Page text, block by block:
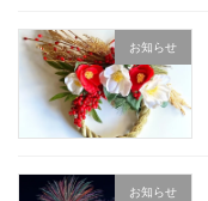
お知らせ
お知らせ